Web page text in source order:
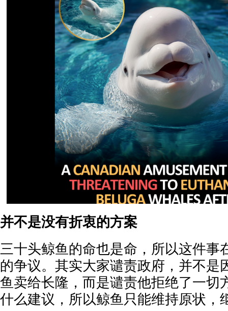
并不是没有折衷的方案
三十头鲸鱼的命也是命，所以这件事
的争议。其实大家谴责政府，并不是
鱼卖给长隆，而是谴责他拒绝了一切
什么建议，所以鲸鱼只能维持原状，